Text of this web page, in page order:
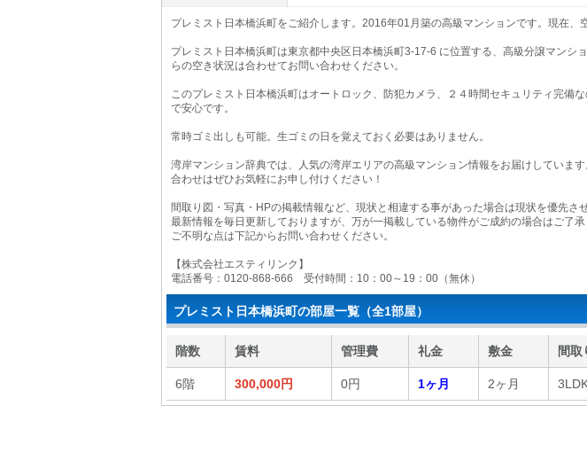
プレミスト日本橋浜町をご紹介します。2016年01月築の高級マンションです。現在、
プレミスト日本橋浜町は東京都中央区日本橋浜町3-17-6 に位置する、高級分譲マンシ
らの空き状況は合わせてお問い合わせください。
このプレミスト日本橋浜町はオートロック、防犯カメラ、２４時間セキュリティ完備
で安心です。
常時ゴミ出しも可能。生ゴミの日を覚えておく必要はありません。
湾岸マンション辞典では、人気の湾岸エリアの高級マンション情報をお届けしていま
合わせはぜひお気軽にお申し付けください！
間取り図・写真・HPの掲載情報など、現状と相違する事があった場合は現状を優先さ
最新情報を毎日更新しておりますが、万が一掲載している物件がご成約の場合はご了承
ご不明な点は下記からお問い合わせください。
【株式会社エスティリンク】
電話番号：0120-868-666 受付時間：10：00～19：00（無休）
プレミスト日本橋浜町の部屋一覧（全1部屋）
階数 賃料 管理費 礼金 敷金 間取
6階 300,000円 0円 1ヶ月 2ヶ月